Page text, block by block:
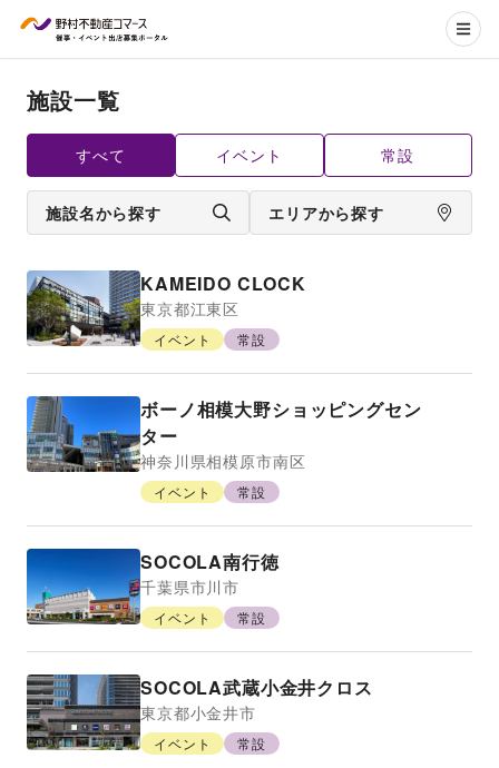
施設一覧
すべて イベント 常設
施設名から探す エリアから探す
KAMEIDO CLOCK
東京都江東区
イベント 常設
ボーノ相模大野ショッピングセン
ター
神奈川県相模原市南区
イベント 常設
SOCOLA南行徳
千葉県市川市
イベント 常設
SOCOLA武蔵小金井クロス
東京都小金井市
イベント 常設